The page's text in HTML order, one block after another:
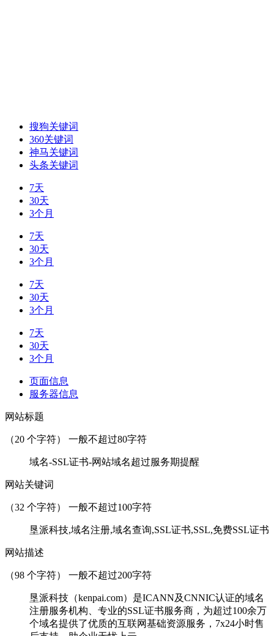
搜狗关键词
360关键词
神马关键词
头条关键词
7天
30天
3个月
7天
30天
3个月
7天
30天
3个月
7天
30天
3个月
页面信息
服务器信息
网站标题
（20 个字符） 一般不超过80字符
域名-SSL证书-网站域名超过服务期提醒
网站关键词
（32 个字符） 一般不超过100字符
垦派科技,域名注册,域名查询,SSL证书,SSL,免费SSL证书
网站描述
（98 个字符） 一般不超过200字符
垦派科技（kenpai.com）是ICANN及CNNIC认证的域名
注册服务机构、专业的SSL证书服务商，为超过100余万
个域名提供了优质的互联网基础资源服务，7x24小时售